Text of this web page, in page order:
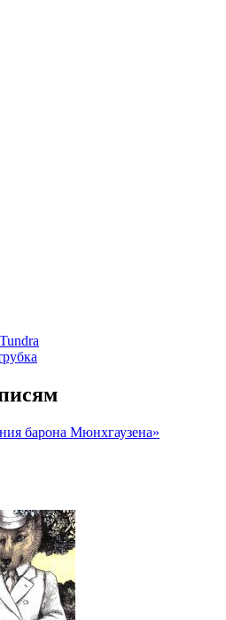
Tundra
барона Мюнхгаузена»